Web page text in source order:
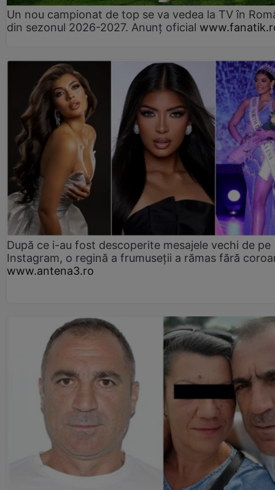
Un nou campionat de top se va vedea la TV în
din sezonul 2026-2027. Anunț oficial
După ce i-au fost descoperite mesajele vechi de pe
Instagram, o regină a frumuseții a rămas fără
www.antena3.ro